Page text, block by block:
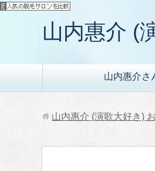
山内惠介 (
山内惠介さ
山内惠介 (演歌大好き)